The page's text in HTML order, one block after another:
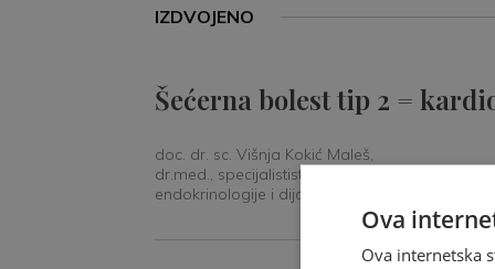
IZDVOJENO
Šećerna bolest tip 2 =
doc. dr. sc. Višnja Kokić Maleš,
dr.med., specijalististica
endokrinologije i dijabetologije
Ova
Ova internetska